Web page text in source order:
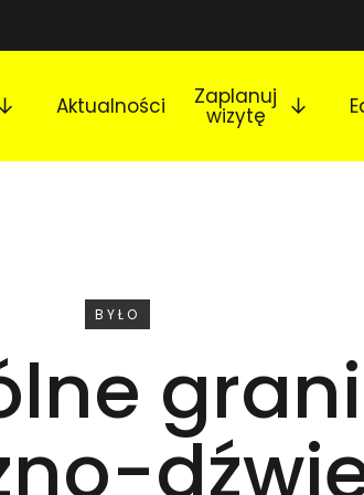
Aktualności Zaplanuj
wizytę
WYDARZENIE
BYŁO